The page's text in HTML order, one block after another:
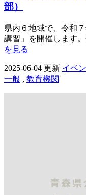
部）
県内６地域で、令和
講習」を開催します
を見る
2025-06-04 更新 イベ
一般 , 教育機関